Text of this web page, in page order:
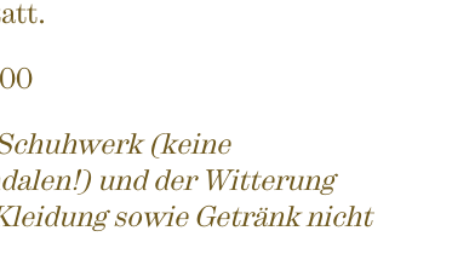
(keine
und der Witterung
sowie Getränk nicht